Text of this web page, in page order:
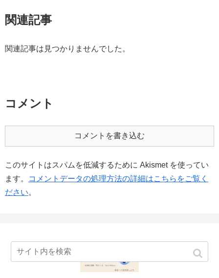
関連記事
関連記事は見つかりませんでした。
コメント
コメントを書き込む
このサイトはスパムを低減するために Akismet を使ってい
ます。
コメントデータの処理方法の詳細はこちらをご覧く
ださい。